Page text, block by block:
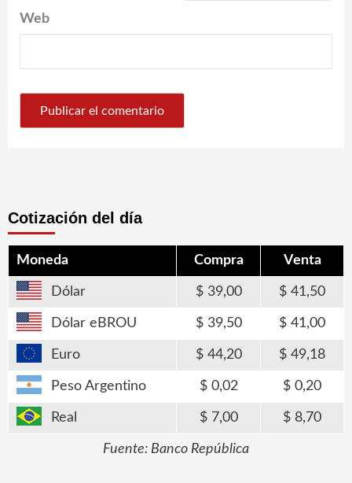
Web
Cotización del día
Moneda Compra Venta
Dólar 39,00 41,50
Dólar eBROU 39,50 41,00
Euro 44,20 49,18
Peso Argentino 0,02 0,20
Real 7,00 8,70
Fuente: Banco República